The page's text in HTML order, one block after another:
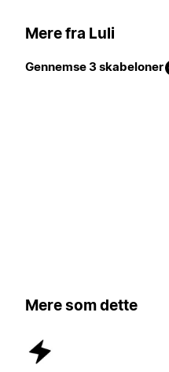
Mere fra Luli
Gennemse 3 skabeloner
Mere som dette